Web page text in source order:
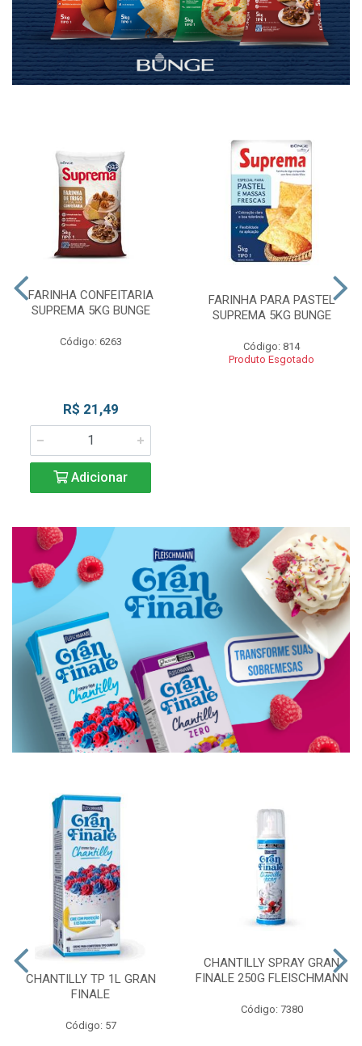
FARINHA CONFEITARIA
SUPREMA 5KG BUNGE
Código: 6263
R$ 21,49
Adicionar
FARINHA PARA PASTEL
SUPREMA 5KG BUNGE
Código: 814
Produto Esgotado
CHANTILLY TP 1L GRAN
FINALE
Código: 57
CHANTILLY SPRAY GRAN
FINALE 250G FLEISCHMANN
Código: 7380